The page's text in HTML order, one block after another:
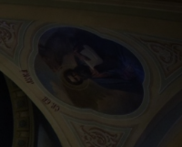
ГЛАВНАЯ
БОГОСЛУЖЕНИЙ